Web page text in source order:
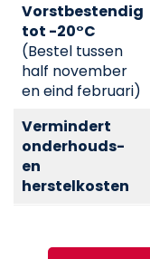
Vorstbestendig
tot -20°C
(Bestel tussen
half november
en eind februari)
Vermindert
onderhouds-
en
herstelkosten